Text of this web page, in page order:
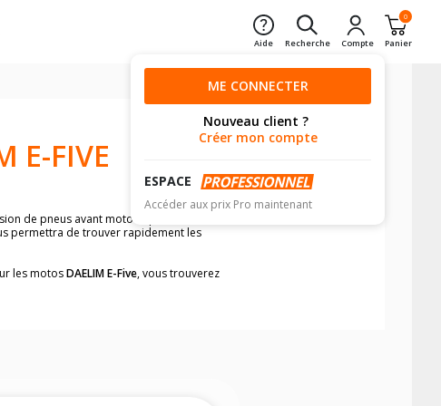
Aide Recherche Compte
0
Panier
ME CONNECTER
Nouveau client ?
Créer mon compte
ESPACE
Accéder aux prix Pro maintenant
E-FIVE
de pneus avant moto et pneus arrière
permettra de trouver rapidement les
les motosDAELIM E-Five, vous trouverez
pneumatiques, dans le carnet de bord de